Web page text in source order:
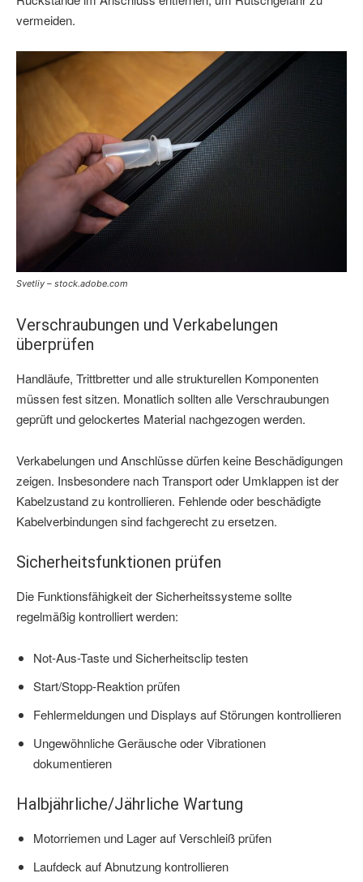
vermeiden.
Svetliy – stock.adobe.com
Verschraubungen und Verkabelungen
überprüfen
Handläufe, Trittbretter und alle strukturellen Komponenten
müssen fest sitzen. Monatlich sollten alle Verschraubungen
geprüft und gelockertes Material nachgezogen werden.
Verkabelungen und Anschlüsse dürfen keine Beschädigungen
zeigen. Insbesondere nach Transport oder Umklappen ist der
Kabelzustand zu kontrollieren. Fehlende oder beschädigte
Kabelverbindungen sind fachgerecht zu ersetzen.
Sicherheitsfunktionen prüfen
Die Funktionsfähigkeit der Sicherheitssysteme sollte
regelmäßig kontrolliert werden:
Not-Aus-Taste und Sicherheitsclip testen
Start/Stopp-Reaktion prüfen
Fehlermeldungen und Displays auf Störungen kontrollieren
Ungewöhnliche Geräusche oder Vibrationen
dokumentieren
Halbjährliche/Jährliche Wartung
Motorriemen und Lager auf Verschleiß prüfen
Laufdeck auf Abnutzung kontrollieren